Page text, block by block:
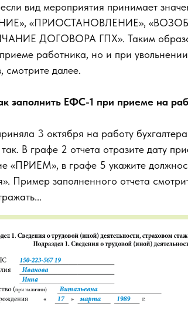
если вид мероприятия принимает
«ПРИОСТАНОВЛЕНИЕ»,
ДОГОВОРА ГПХ». Таким
работника, но и при
смотрите далее.
заполнить ЕФС-1 при приеме на
3 октября на работу
В графе 2 отчета отразите дату
«ПРИЕМ», в графе 5 укажите
Пример заполненного отчета